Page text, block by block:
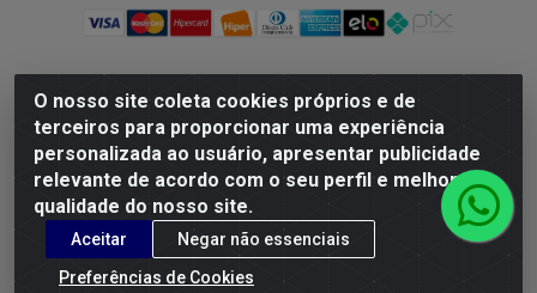
O nosso site coleta cookies próprios e de
terceiros para proporcionar uma experiência
personalizada ao usuário, apresentar publicidade
relevante de acordo com o seu perfil e melhorar a
qualidade do nosso site.
Aceitar
Negar não essenciais
Preferências de Cookies
G.M.I. Distribuidora LTDA - Rua Conselheiro Pena, 50 - Santa
Branca, Belo Horizonte/MG - CEP 31.710-150 - CNPJ
04.098.359/0001-02